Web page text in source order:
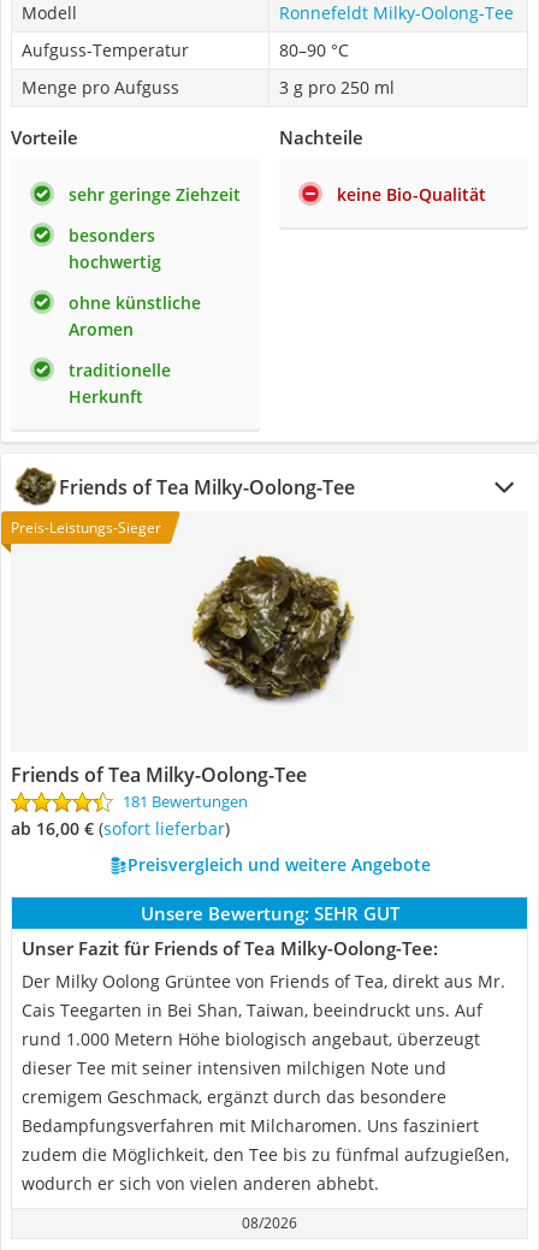
Modell
Ronnefeldt Milky-Oolong-Tee
Aufguss-Temperatur
80–90 °C
Menge pro Aufguss
3 g pro 250 ml
Vorteile
sehr geringe Ziehzeit
besonders
hochwertig
ohne künstliche
Aromen
traditionelle
Herkunft
Nachteile
keine Bio-Qualität
Friends of Tea Milky-Oolong-Tee
Preis-Leistungs-Sieger
Friends of Tea Milky-Oolong-Tee
181 Bewertungen
ab 16,00 € ( Sofort lieferbar)
Preisvergleich und weitere Angebote
Unsere Bewertung: SEHR GUT
Unser Fazit für Friends of Tea Milky-Oolong-Tee:
Der Milky Oolong Grüntee von Friends of Tea, direkt aus Mr.
Cais Teegarten in Bei Shan, Taiwan, beeindruckt uns. Auf
rund 1.000 Metern Höhe biologisch angebaut, überzeugt
dieser Tee mit seiner intensiven milchigen Note und
cremigem Geschmack, ergänzt durch das besondere
Bedampfungsverfahren mit Milcharomen. Uns fasziniert
zudem die Möglichkeit, den Tee bis zu fünfmal aufzugießen,
wodurch er sich von vielen anderen abhebt.
08/2026